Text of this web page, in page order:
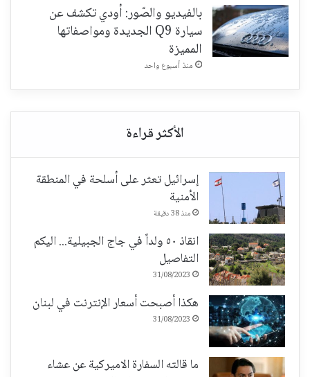
بالفيديو والصّور: أودي تكشف عن
سيارة Q9 الجديدة ومواصفاتها
المميزة
منذ أسبوع واحد
إسرائيل تعثر على أسلحة في المنطقة
الأمنية
منذ 38 دقيقة
انقاذ ٥٠ ولداً في جاج الجبيلية... اليكم
التفاصيل
31/08/2023
هكذا أصبحت أسعار الإنترنت في لبنان
31/08/2023
ما قالته السفارة الاميركية عن عشاء